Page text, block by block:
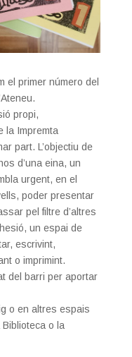
el primer número del
propi,
la Impremta
part. L’objectiu de
d’una eina, un
urgent, en el
poder presentar
pel filtre d’altres
un espai de
escrivint,
o imprimint.
del barri per aportar
o en altres espais
o la